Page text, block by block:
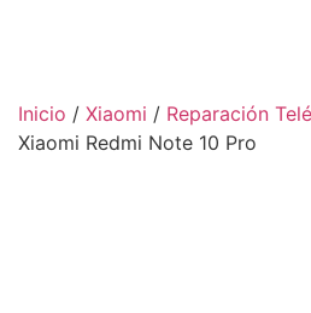
Inicio / Xiaomi / Reparación
Xiaomi Redmi Note 10 Pro